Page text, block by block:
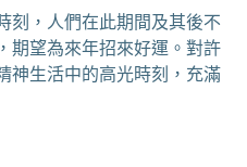
刻，人們在此期間及其後不
期望為來年招來好運。對許
神生活中的高光時刻，充滿